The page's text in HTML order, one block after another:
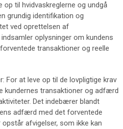
op til hvidvaskreglerne og undgå
grundig identifikation og
ved oprettelsen af
oplysninger om kundens
transaktioner og reelle
For at leve op til de lovpligtige krav
kundernes transaktioner og adfærd
Det indebærer blandt
adfærd med det forventede
afvigelser, som ikke kan